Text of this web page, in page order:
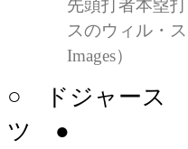
先頭打者本塁
スのウィル・
Images）
○ ドジャース
ツ ●